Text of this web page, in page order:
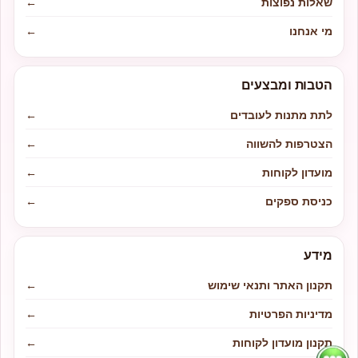
מי אנחנו
←
הטבות ומבצעים
לתת מתנות לעובדים
←
הצטרפות להשווה
←
מועדון לקוחות
←
כניסת ספקים
←
מידע
תקנון האתר ותנאי שימוש
←
מדיניות הפרטיות
←
תקנון מועדון לקוחות
←